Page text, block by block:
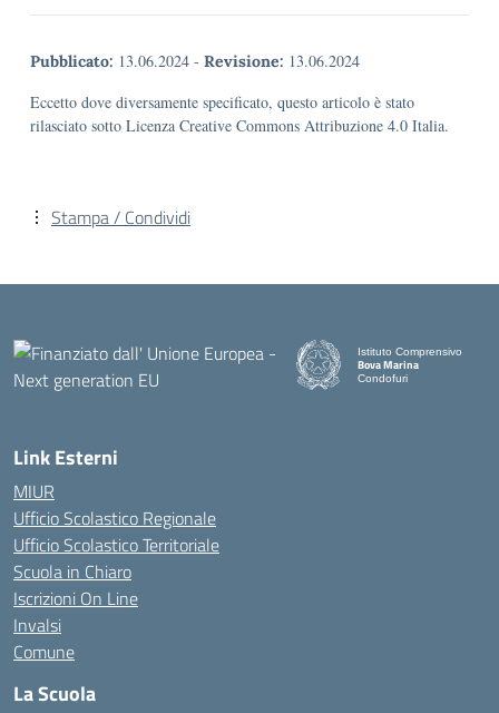
Pubblicato: 13.06.2024 - Revisione: 13.06.2024
Eccetto dove diversamente specificato, questo articolo è stato
rilasciato sotto Licenza Creative Commons Attribuzione 4.0 Italia.
Stampa / Condividi
Istituto Comprensivo
Bova Marina
Condofuri
Link Esterni
MIUR
Ufficio Scolastico Regionale
Ufficio Scolastico Territoriale
Scuola in Chiaro
Iscrizioni On Line
Invalsi
Comune
La Scuola